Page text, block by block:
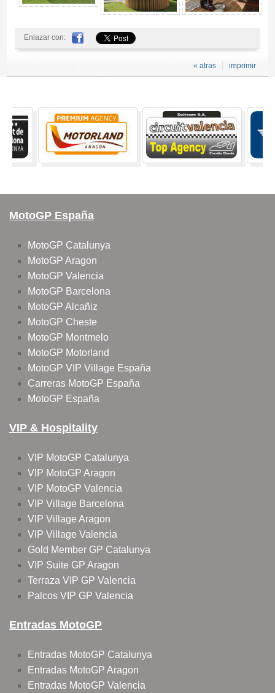
Enlazar con:
imprimir
« atras
MotoGP España
MotoGP Catalunya
MotoGP Aragon
MotoGP Valencia
MotoGP Barcelona
MotoGP Alcañiz
MotoGP Cheste
MotoGP Montmelo
MotoGP Motorland
MotoGP VIP Village España
Carreras MotoGP España
MotoGP España
VIP & Hospitality
VIP MotoGP Catalunya
VIP MotoGP Aragon
VIP MotoGP Valencia
VIP Village Barcelona
VIP Village Aragon
VIP Village Valencia
Gold Member GP Catalunya
VIP Suite GP Aragon
Terraza VIP GP Valencia
Palcos VIP GP Valencia
Entradas MotoGP
Entradas MotoGP Catalunya
Entradas MotoGP Aragon
Entradas MotoGP Valencia